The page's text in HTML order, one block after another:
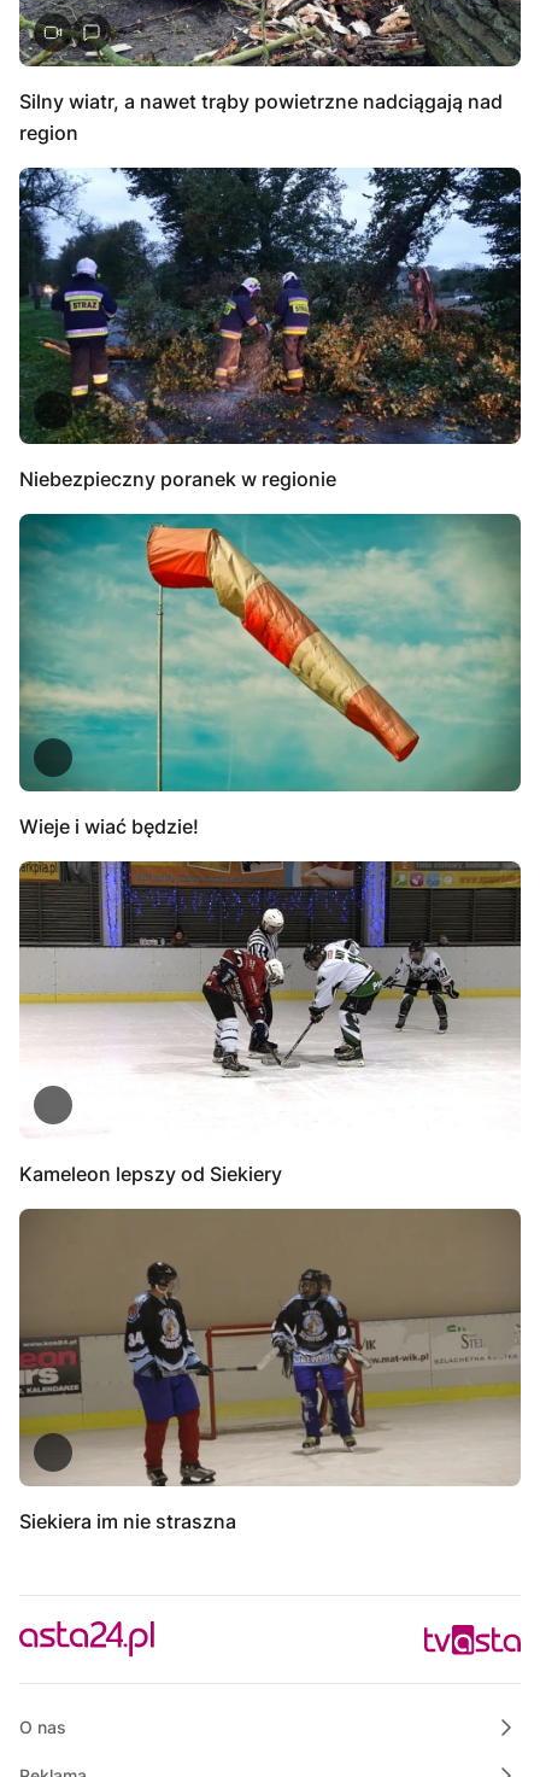
Silny wiatr, a nawet trąby powietrzne nadciągają nad
region
Niebezpieczny poranek w regionie
Wieje i wiać będzie!
Kameleon lepszy od Siekiery
Siekiera im nie straszna
O nas